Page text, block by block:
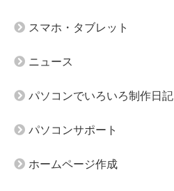
スマホ・タブレット
ニュース
パソコンでいろいろ制作日記
パソコンサポート
ホームページ作成